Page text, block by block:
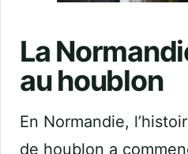
La
au houblon
En Normandie,
de houblon a